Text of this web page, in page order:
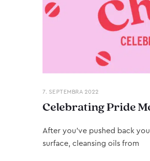
7. SEPTEMBRA 2022
Celebrating Pride
After you’ve pushed back
surface, cleansing oils from